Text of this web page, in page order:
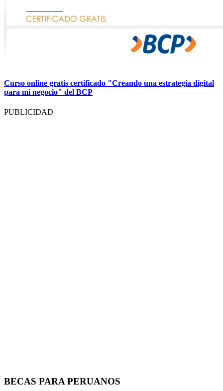
Curso online gratis certificado "Creando una estrategia digital
para mi negocio" del BCP
PUBLICIDAD
BECAS PARA PERUANOS